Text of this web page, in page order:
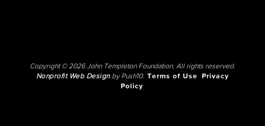
Copyright © 2026 John Templeton Foundation. All rights reserved.
Nonprofit Web Designby Push10. Terms of Use
Privacy
Policy